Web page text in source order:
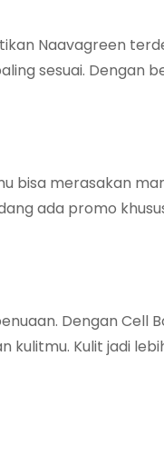
Naavagreen
sesuai. Dengan
bisa merasakan
ada promo
Dengan Cell
Kulit jadi